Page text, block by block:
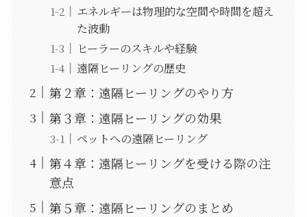
エネルギーは物理的な空間や時間を超え
た波動
ヒーラーのスキルや経験
遠隔ヒーリングの歴史
第２章：遠隔ヒーリングのやり方
第３章：遠隔ヒーリングの効果
ペットへの遠隔ヒーリング
第４章：遠隔ヒーリングを受ける際の注
意点
第５章：遠隔ヒーリングのまとめ